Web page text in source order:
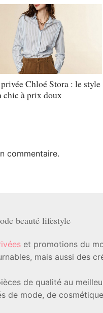
Chloé Stora : le style
chic à prix doux
commentaire.
beauté lifestyle
et promotions du
mais aussi des
de qualité au
de mode, de